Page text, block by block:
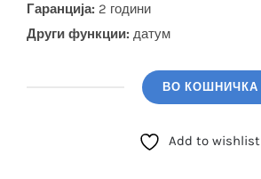
Гаранција: 2 години
Други функции: датум
(ST.1.10406.3)
ВО КОШНИЧКА
Add to wishlist